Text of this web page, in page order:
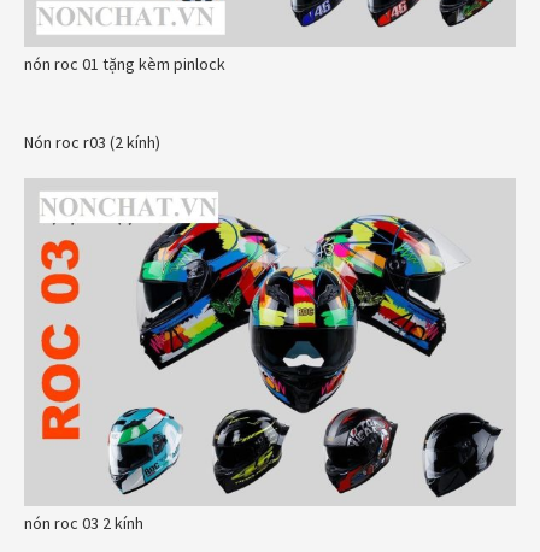
nón roc 01 tặng kèm pinlock
Nón roc r03 (2 kính)
nón roc 03 2 kính